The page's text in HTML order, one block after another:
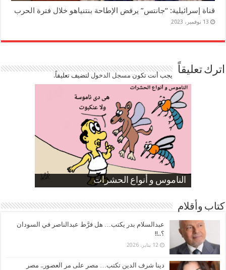
قناة إسرائيلية: “جانتس” يرفض الإطاحة بنتنياهو خلال فترة الحرب
13 نوفمبر، 2023
اترك تعليقاً يجب أنت تكون مسجل الدخوللتضيف تعليقاً.
الناموس و أنواع الحشرات
الموظفين بعد ارتفاع الأسعار
ارتفاع نسبة الطلاق في مصر
صورة كاركاتيرية
صورة كاركاتيرية
كتاب وأقلام
عبدالسلام بدر يكتب… هل فرَّط عبدالناصر في السودان
؟..!!
12 يناير، 2026
دينا شرف الدين تكتب… مصر على مر العصور.. مصر